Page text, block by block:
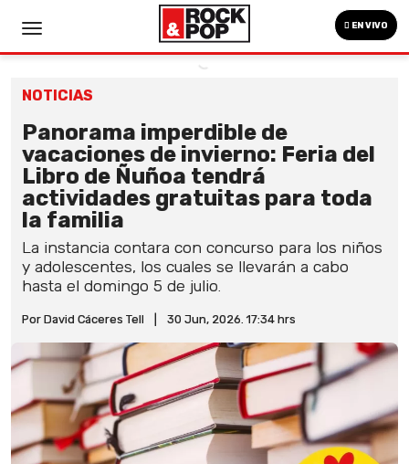
EN VIVO
NOTICIAS
Panorama imperdible de
vacaciones de invierno: Feria del
Libro de Ñuñoa tendrá
actividades gratuitas para toda
la familia
La instancia contara con concurso para los niños
y adolescentes, los cuales se llevarán a cabo
hasta el domingo 5 de julio.
Por David Cáceres Tell 30 Jun, 2026. 17:34 hrs